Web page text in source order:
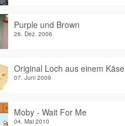
Purple und Brown
26. Dez. 2006
Original Loch aus einem Käse
07. Juni 2009
Moby - Wait For Me
04. Mai 2010